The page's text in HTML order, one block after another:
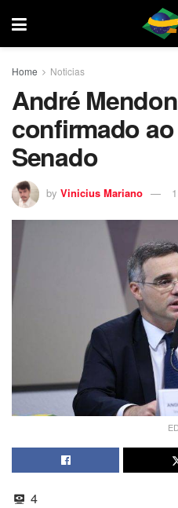
Home Noticias
André
confirmado
Senado
by Vinicius Mariano
4